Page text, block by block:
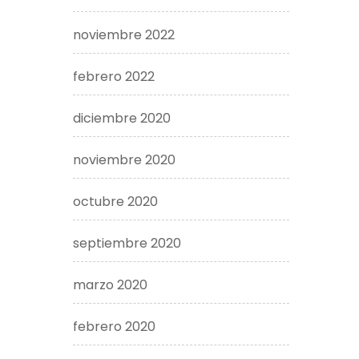
noviembre 2022
febrero 2022
diciembre 2020
noviembre 2020
octubre 2020
septiembre 2020
marzo 2020
febrero 2020